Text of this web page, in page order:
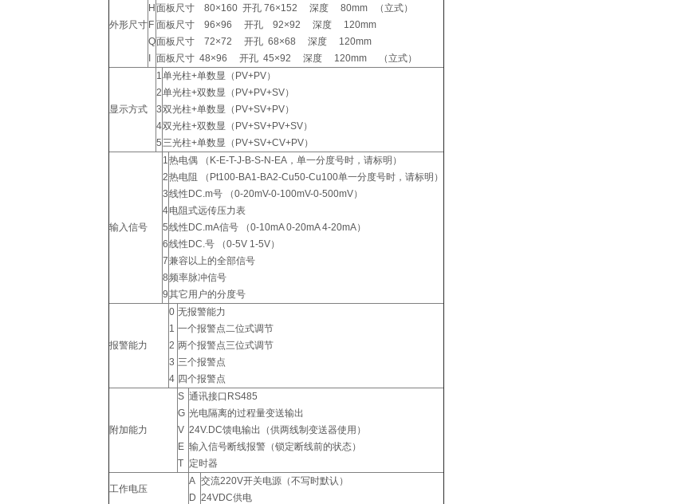
外形尺寸
H
F
Q
面板尺寸 80×160 开孔 76×152 深度 80mm （立式）
面板尺寸 96×96 开孔 92×92 深度 120mm
面板尺寸 72×72 开孔 68×68 深度 120mm
面板尺寸 48×96 开孔 45×92 深度 120mm （立式）
显示方式
1
2
3
4
5
单光柱+单数显（PV+PV）
单光柱+双数显（PV+PV+SV）
双光柱+单数显（PV+SV+PV）
双光柱+双数显（PV+SV+PV+SV）
三光柱+单数显（PV+SV+CV+PV）
输入信号
1
2
3
4
5
6
7
8
9
热电偶 （K-E-T-J-B-S-N-EA，单一分度号时，请标明）
热电阻 （Pt100-BA1-BA2-Cu50-Cu100单一分度号时，请标明）
线性DC.m号 （0-20mV-0-100mV-0-500mV）
电阻式远传压力表
线性DC.mA信号 （0-10mA 0-20mA 4-20mA）
线性DC.号 （0-5V 1-5V）
兼容以上的全部信号
频率脉冲信号
其它用户的分度号
报警能力
0
1
2
3
4
无报警能力
一个报警点二位式调节
两个报警点三位式调节
三个报警点
四个报警点
附加能力
S
G
V
E
T
通讯接口RS485
光电隔离的过程量变送输出
24V.DC馈电输出（供两线制变送器使用）
输入信号断线报警（锁定断线前的状态）
定时器
工作电压
A
D
交流220V开关电源（不写时默认）
24VDC供电